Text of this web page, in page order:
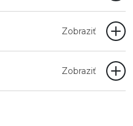
Zobraziť
Zobraziť